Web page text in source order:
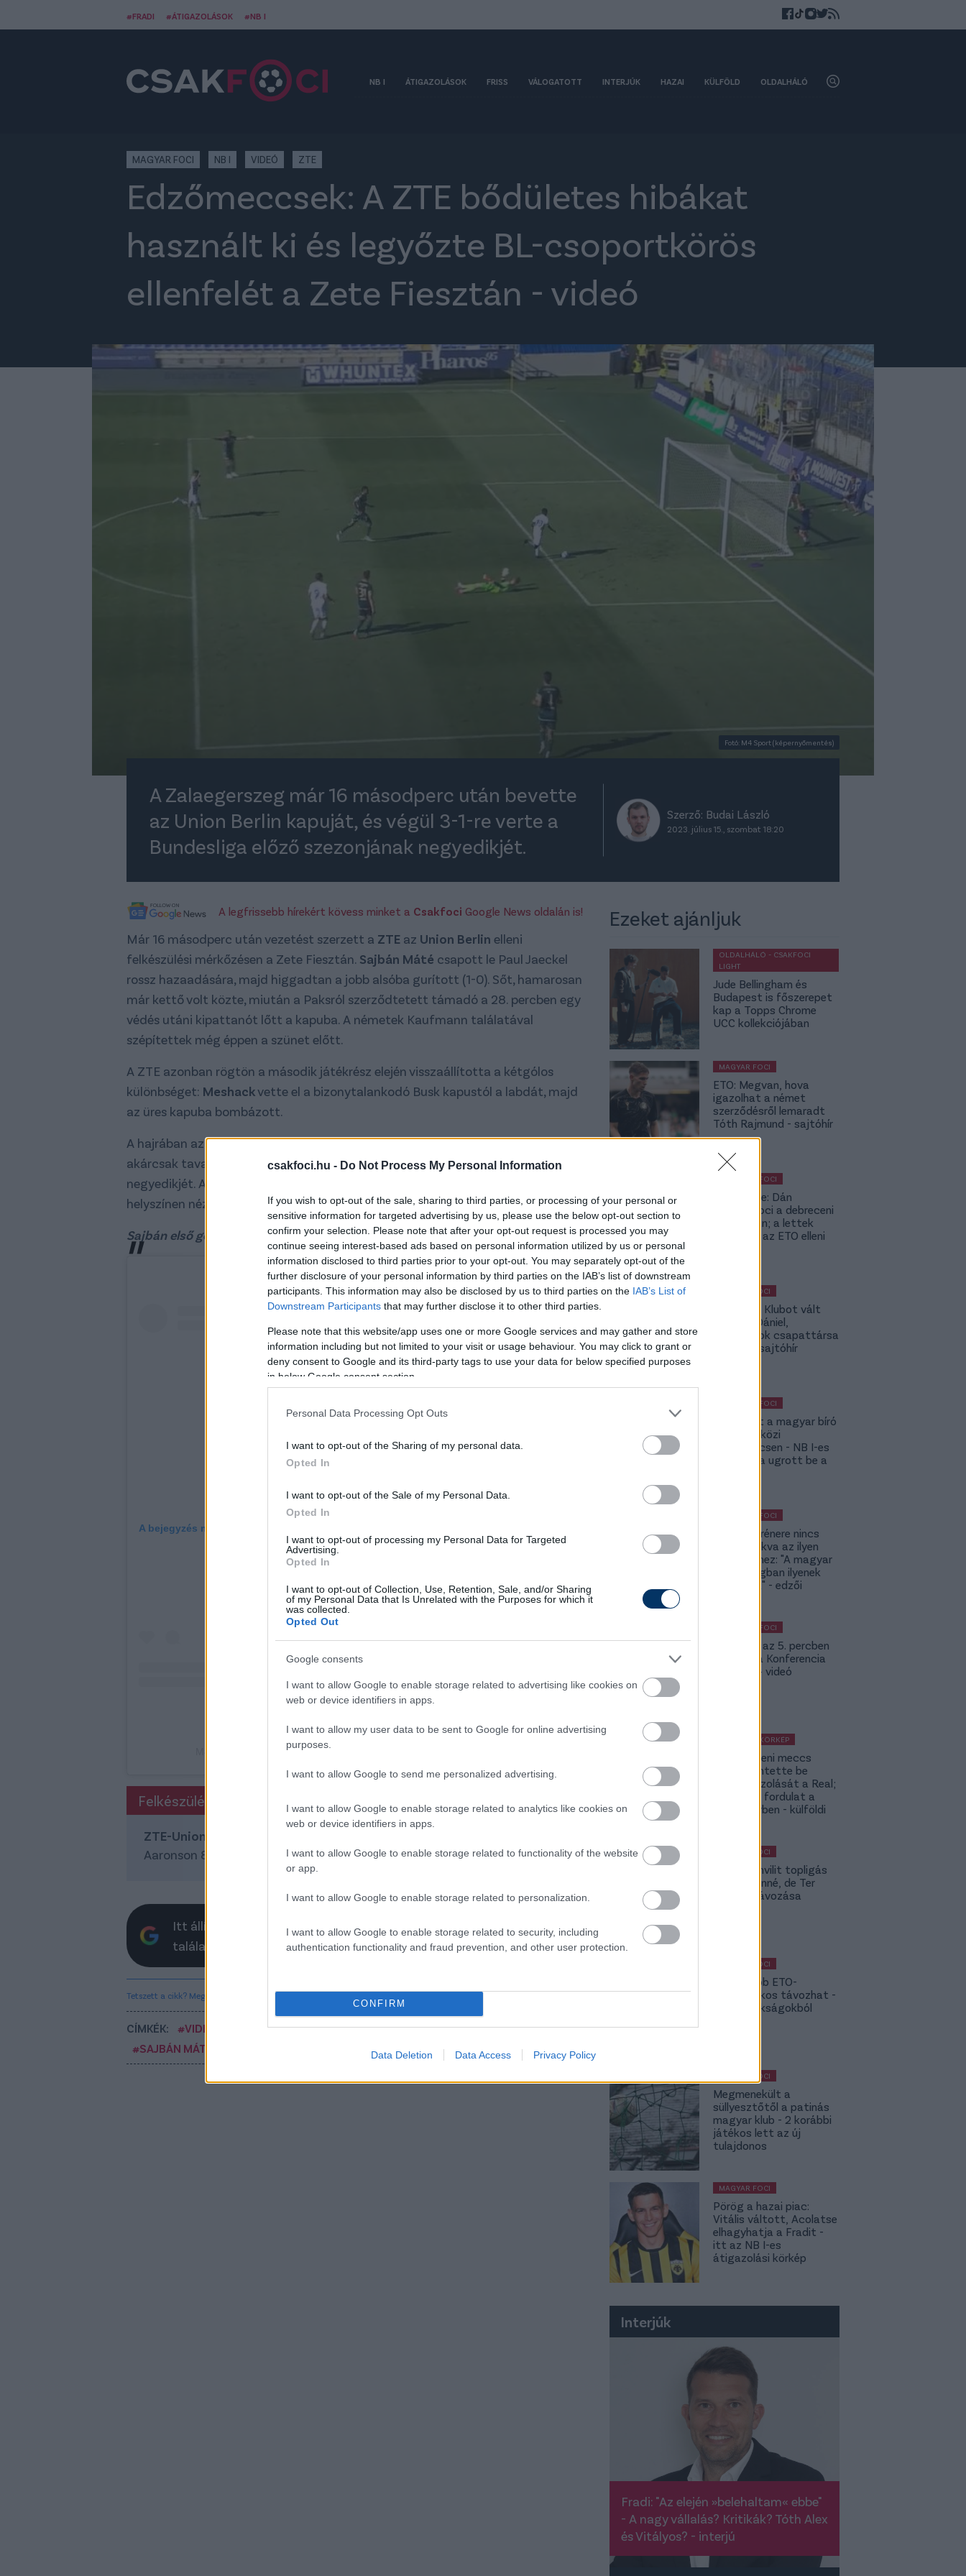
csakfoci.hu - Do Not Process My Personal Information
If you wish to opt-out of the sale, sharing to third parties, or processing of your personal or
sensitive information for targeted advertising by us, please use the below opt-out section to
confirm your selection. Please note that after your opt-out request is processed you may
continue seeing interest-based ads based on personal information utilized by us or personal
information disclosed to third parties prior to your opt-out. You may separately opt-out of the
further disclosure of your personal information by third parties on the IAB’s list of downstream
participants. This information may also be disclosed by us to third parties on the IAB’s List of
Downstream Participants that may further disclose it to other third parties.
Please note that this website/app uses one or more Google services and may gather and store
information including but not limited to your visit or usage behaviour. You may click to grant or
deny consent to Google and its third-party tags to use your data for below specified purposes
in below Google consent section.
Personal Data Processing Opt Outs
I want to opt-out of the Sharing of my personal data.
Opted In
I want to opt-out of the Sale of my Personal Data.
Opted In
I want to opt-out of processing my Personal Data for Targeted
Advertising.
Opted In
I want to opt-out of Collection, Use, Retention, Sale, and/or Sharing
of my Personal Data that Is Unrelated with the Purposes for which it
was collected.
Opted Out
Google consents
I want to allow Google to enable storage related to advertising like cookies on
web or device identifiers in apps.
I want to allow my user data to be sent to Google for online advertising
purposes.
I want to allow Google to send me personalized advertising.
I want to allow Google to enable storage related to analytics like cookies on
web or device identifiers in apps.
I want to allow Google to enable storage related to functionality of the website
or app.
I want to allow Google to enable storage related to personalization.
I want to allow Google to enable storage related to security, including
authentication functionality and fraud prevention, and other user protection.
CONFIRM
Data Deletion Data Access Privacy Policy
#FRADI #ÁTIGAZOLÁSOK #NB I
NB I ÁTIGAZOLÁSOK FRISS VÁLOGATOTT INTERJÚK HAZAI KÜLFÖLD OLDALHÁLÓ
MAGYAR FOCI NB I VIDEÓ ZTE
Edzőmeccsek: A ZTE bődületes hibákat
használt ki és legyőzte BL-csoportkörös
ellenfelét a Zete Fiesztán - videó
Fotó: M4 Sport (képernyőmentés)
A Zalaegerszeg már 16 másodperc után bevette
az Union Berlin kapuját, és végül 3-1-re verte a
Bundesliga előző szezonjának negyedikjét.
Szerző: Budai László
2023. július 15., szombat 18:20
A legfrissebb hírekért kövess minket a Csakfoci Google News oldalán is!
Már 16 másodperc után vezetést szerzett a ZTE az Union Berlin elleni
felkészülési mérkőzésen a Zete Fiesztán. Sajbán Máté csapott le Paul Jaeckel
rossz hazaadására, majd higgadtan a jobb alsóba gurított (1-0). Sőt, hamarosan
már kettő volt közte, miután a Paksról szerződtetett támadó a 28. percben egy
védés utáni kipattanót lőtt a kapuba. A németek Kaufmann találatával
szépítettek még éppen a szünet előtt.
A ZTE azonban rögtön a második játékrész elején visszaállította a kétgólos
különbséget: Meshackvette el a bizonytalankodó Busk kapustól a labdát, majd
az üres kapuba bombázott.
A hajrában az Union még eredményes tudott lenni egyszer, a zalaiak így -
akárcsak tavaly a Milant - 3-2-re verték a Bundesliga előző szezonjának
negyedikjét. Az Union magyarja, a sérüléséből lábadozó Schäfer András a
helyszínen nézte a találkozót, de még nem szerepelhetett rajta.
Sajbán első gólja
A bejegyzés megtekintése az Instagramon
M4 Sport (@m4sportofficial) által megosztott bejegyzés
Felkészülési mérkőzés
ZTE-Union Berlin 3-2
Aaronson 89.)
Itt állíthatod be, hogy a Csakfoci az elsők között legyen a Google-
találatokban
Tetszett a cikk? Megosztanád? Link másolása Email küldés
CÍMKÉK: #VIDEÓ #UNION BERLIN #EDZŐMECCSEK
#NB I-ES EDZŐMECCSEK
#SAJBÁN MÁTÉ
Ezeket ajánljuk
OLDALHÁLÓ - CSAKFOCI
LIGHT
Jude Bellingham és
Budapest is főszerepet
kap a Topps Chrome
UCC kollekciójában
MAGYAR FOCI
ETO: Megvan, hova
igazolhat a német
szerződésről lemaradt
Tóth Rajmund - sajtóhír
KÜLFÖLDI FOCI
Lapszemle: Dán
szambafoci a debreceni
szaunában; a lettek
kevesellik az ETO elleni
MAGYAR FOCI
Légiósok: Klubot vált
Gazdag Dániel,
világbajnok csapattársa
is lehet - sajtóhír
KÜLFÖLDI FOCI
Megsérült a magyar bíró
a nemzetközi
kupameccsen - NB I-es
honfitársa ugrott be a
KÜLFÖLDI FOCI
A DVSC trénere nincs
hozzászokva az ilyen
meccsekhez: "A magyar
bajnokságban ilyenek
nincsenek" - edzői
KÜLFÖLDI FOCI
Bolla már az 5. percben
betalált a Konferencia
Ligában – videó
KÜLFÖLDI KÖRKÉP
A Fradi elleni meccs
előtt jelentette be
rekordigazolását a Real;
hatalmas fordulat a
Rodri-ügyben - külföldi
MAGYAR FOCI
Yaakobishvilit topligás
csapat vinné, de Ter
Stegen távozása
MAGYAR FOCI
NB I: Újabb ETO-
kulcsjátékos távozhat -
topbajnokságokból
MAGYAR FOCI
Megmenekült a
süllyesztőtől a patinás
magyar klub - 2 korábbi
játékos lett az új
tulajdonos
MAGYAR FOCI
Pörög a hazai piac:
Vitális váltott, Acolatse
elhagyhatja a Fradit -
itt az NB I-es
átigazolási körkép
Interjúk
Fradi: "Az elején »belehaltam« ebbe"
- A nagy vállalás? Kritikák? Tóth Alex
és Vitályos? - interjú